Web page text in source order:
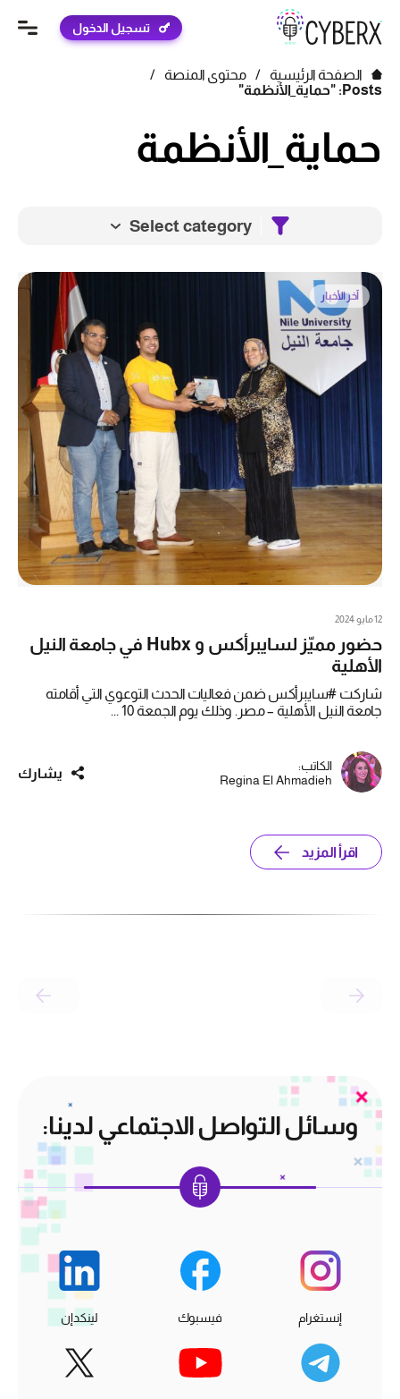
تسجيل الدخول
الصفحة الرئيسية / محتوى المنصة
/
Posts: "حماية_الأنظمة"
حماية_الأنظمة
Select category
آخر الأخبار
12 مايو 2024
حضور مميّز لسايبرأكس و Hubx في جامعة النيل
الأهلية
شاركت #سايبرأكس ضمن فعاليات الحدث التوعوي التي أقامته
جامعة النيل الأهلية – مصر. وذلك يوم الجمعة 10 ...
الكاتب:
Regina El Ahmadieh
يشارك
اقرأ المزيد
وسائل التواصل الاجتماعي لدينا:
إنستغرام فيسبوك لينكدإن